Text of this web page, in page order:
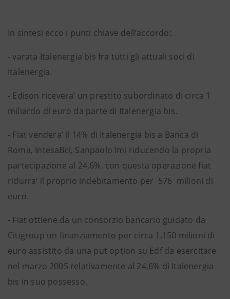
In sintesi ecco i punti chiave dell’accordo:
- varata Italenergia bis fra tutti gli attuali soci di
Italenergia.
- Edison ricevera’ un prestito subordinato di circa 1
miliardo di euro da parte di Italenergia bis.
- Fiat vendera’ il 14% di Italenergia bis a Banca di
Roma, IntesaBci, Sanpaolo Imi riducendo la propria
partecipazione al 24,6%. con questa operazione fiat
ridurra’ il proprio indebitamento per 576 milioni di
euro.
- Fiat ottiene da un consorzio bancario guidato da
Citigroup un finanziamento per circa 1.150 milioni di
euro assistito da una put option su Edf da esercitare
nel marzo 2005 relativamente al 24,6% di Italenergia
bis in suo possesso.